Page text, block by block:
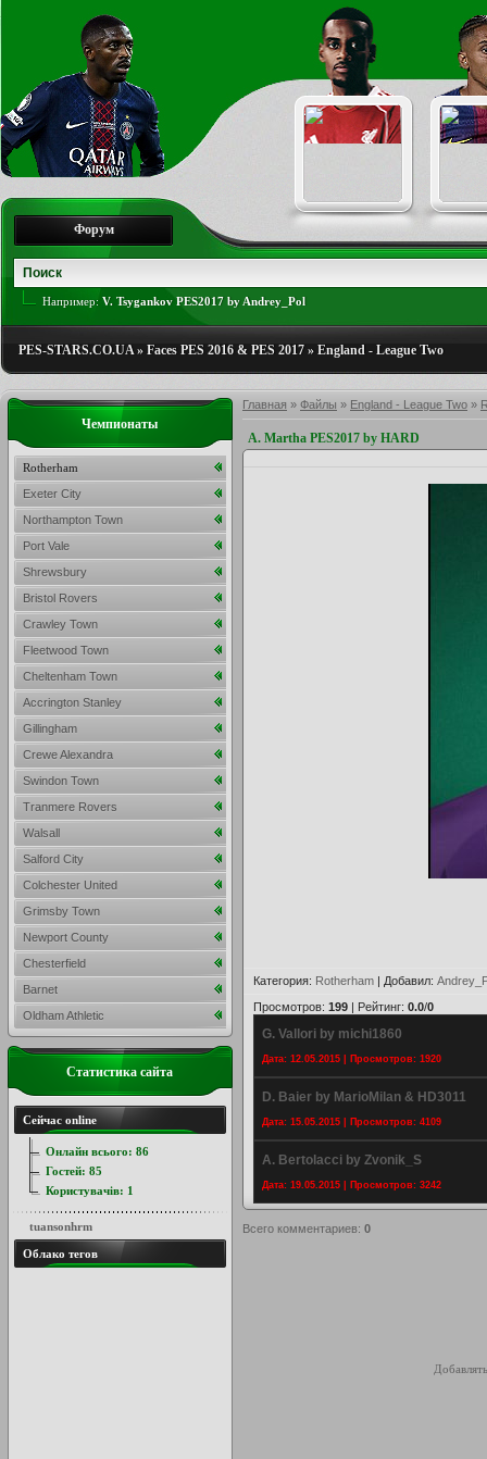
Форум
Например: V. Tsygankov PES2017 by Andrey_Pol
PES-STARS.CO.UA» Faces PES 2016 & PES 2017 » England - League Two
Главная » Файлы » England - League Two »
A. Martha PES2017 by HARD
Категория: Rotherham | Добавил:
Просмотров: 199 | Рейтинг: 0.0/0
G. Vallori by michi1860
Дата: 12.05.2015 | Просмотров: 1920
D. Baier by MarioMilan & HD3011
Дата: 15.05.2015 | Просмотров: 4109
A. Bertolacci by Zvonik_S
Дата: 19.05.2015 | Просмотров: 3242
Всего комментариев: 0
Чемпионаты
Rotherham
Exeter City
Northampton Town
Port Vale
Shrewsbury
Bristol Rovers
Crawley Town
Fleetwood Town
Cheltenham Town
Accrington Stanley
Gillingham
Crewe Alexandra
Swindon Town
Tranmere Rovers
Walsall
Salford City
Colchester United
Grimsby Town
Newport County
Chesterfield
Barnet
Oldham Athletic
Статистика сайта
Сейчас online
Онлайн всього: 86
Гостей: 85
Користувачів: 1
tuansonhrm
Облако тегов